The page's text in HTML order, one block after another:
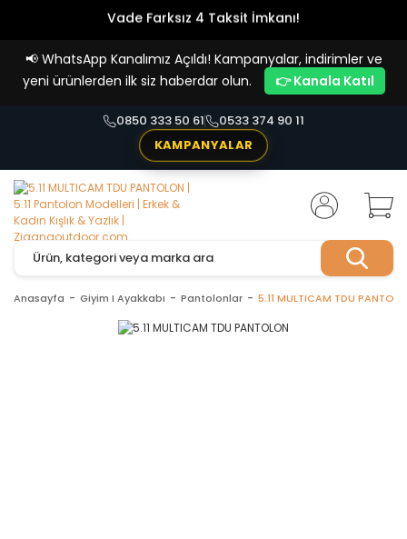
Vade Farksız 4 Taksit İmkanı!
📢 WhatsApp Kanalımız Açıldı! Kampanyalar, indirimler ve
yeni ürünlerden ilk siz haberdar olun.
👉 Kanala Katıl
0850 333 50 61
0533 374 90 11
KAMPANYALAR
Anasayfa Giyim I Ayakkabı Pantolonlar 5.11 MULTICAM TDU